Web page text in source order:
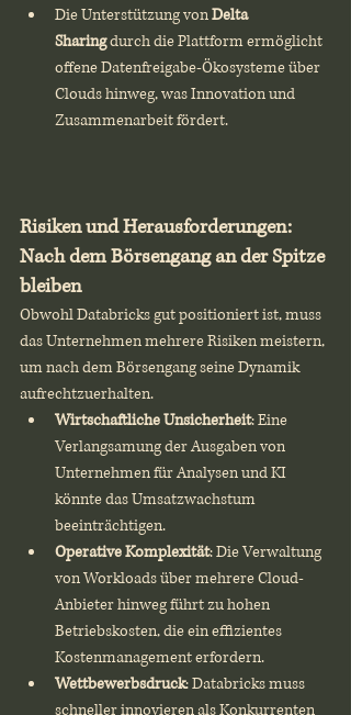
Die Unterstützung von Delta
Sharing durch die Plattform ermöglicht
offene Datenfreigabe-Ökosysteme über
Clouds hinweg, was Innovation und
Zusammenarbeit fördert.
Risiken und Herausforderungen:
Nach dem Börsengang an der Spitze
bleiben
Obwohl Databricks gut positioniert ist, muss
das Unternehmen mehrere Risiken meistern,
um nach dem Börsengang seine Dynamik
aufrechtzuerhalten.
Wirtschaftliche Unsicherheit: Eine
Verlangsamung der Ausgaben von
Unternehmen für Analysen und KI
könnte das Umsatzwachstum
beeinträchtigen.
Operative Komplexität: Die Verwaltung
von Workloads über mehrere Cloud-
Anbieter hinweg führt zu hohen
Betriebskosten, die ein effizientes
Kostenmanagement erfordern.
Wettbewerbsdruck: Databricks muss
schneller innovieren als Konkurrenten